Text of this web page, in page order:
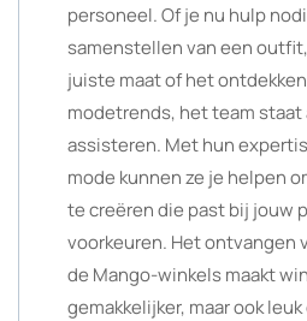
personeel. Of je nu hulp
samenstellen van een
juiste maat of het
modetrends, het team staat
assisteren. Met hun
mode kunnen ze je helpen
te creëren die past bij jouw
voorkeuren. Het ontvangen
de Mango-winkels maakt
gemakkelijker, maar ook